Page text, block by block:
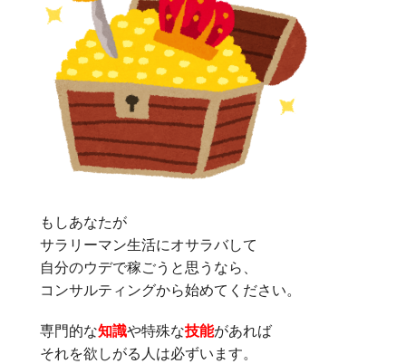
もしあなたが
サラリーマン生活にオサラバして
自分のウデで稼ごうと思うなら、
コンサルティングから始めてください。
専門的な知識や特殊な技能があれば
それを欲しがる人は必ずいます。